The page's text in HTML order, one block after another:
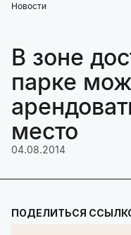
Новости
В зоне
парке
место
04.08.2014
ПОДЕЛИТЬСЯ